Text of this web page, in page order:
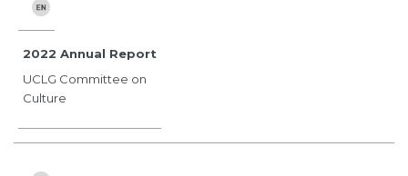
2022 Annual Report
UCLG Committee on
Culture